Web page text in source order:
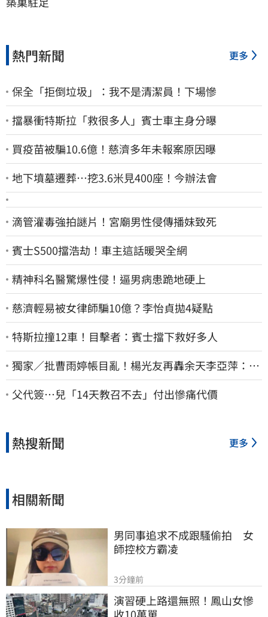
熱門新聞 更多
保全「拒倒垃圾」：我不是清潔員！下場慘
擋暴衝特斯拉「救很多人」賓士車主身分曝
買疫苗被騙10.6億！慈濟多年未報案原因曝
地下墳墓遷葬…挖3.6米見400座！今辦法會
滴管灌毒強拍謎片！宮廟男性侵傳播妹致死
賓士S500擋浩劫！車主這話暖哭全網
精神科名醫驚爆性侵！逼男病患跪地硬上
慈濟輕易被女律師騙10億？李怡貞拋4疑點
特斯拉撞12車！目擊者：賓士擋下救好多人
獨家／批曹雨婷帳目亂！楊光友再轟余天李亞萍：他
們工會跟演藝圈沒關
父代簽…兒「14天教召不去」付出慘痛代價
熱搜新聞 更多
相關新聞
男同事追求不成跟騷偷拍　女
師控校方霸凌
3分鐘前
演習硬上路還無照！鳳山女慘